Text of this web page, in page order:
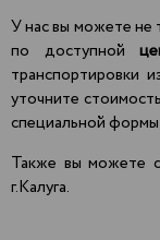
У нас вы можете не
по доступной
транспортировки
уточните
специальной
Также вы можете
г.Калуга.